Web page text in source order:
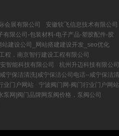
会展有限公司
安徽软飞信息技术有限公司
有限公司-包装材料-电子产品-塑胶配件-胶
建设公司_网站搭建建设开发_seo优化
程，南京智行建设工程有限公司
智能科技有限公司
杭州升迈科技有限公司
宁保洁清洗|咸宁保洁公司电话--咸宁保洁
业门户网站
宁波阀门网-阀门行业门户网站
泵网|阀门品牌网泵阀价格，泵阀公司